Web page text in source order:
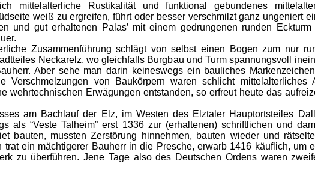
mittelalterliche Rustikalität und funktional gebundenes
weiß zu ergreifen, führt oder besser verschmilzt ganz ungeniert
und gut erhaltenen Palas’ mit einem gedrungenen runden
Zusammenführung schlägt von selbst einen Bogen zum nur
Neckarelz, wo gleichfalls Burgbau und Turm spannungsvoll
Aber sehe man darin keineswegs ein bauliches
Verschmelzungen von Baukörpern waren schlicht
wehrtechnischen Erwägungen entstanden, so erfreut heute das
am Bachlauf der Elz, im Westen des Elztaler Hauptortsteiles
als “Veste Talheim” erst 1336 zur (erhaltenen) schriftlichen und
bauten, mussten Zerstörung hinnehmen, bauten wieder und
trat ein mächtigerer Bauherr in die Presche, erwarb 1416 käuflich, um
zu überführen. Jene Tage also des Deutschen Ordens waren